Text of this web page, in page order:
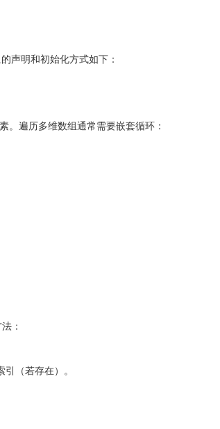
声明和初始化方式如下：
遍历多维数组通常需要嵌套循环：
：
（若存在）。